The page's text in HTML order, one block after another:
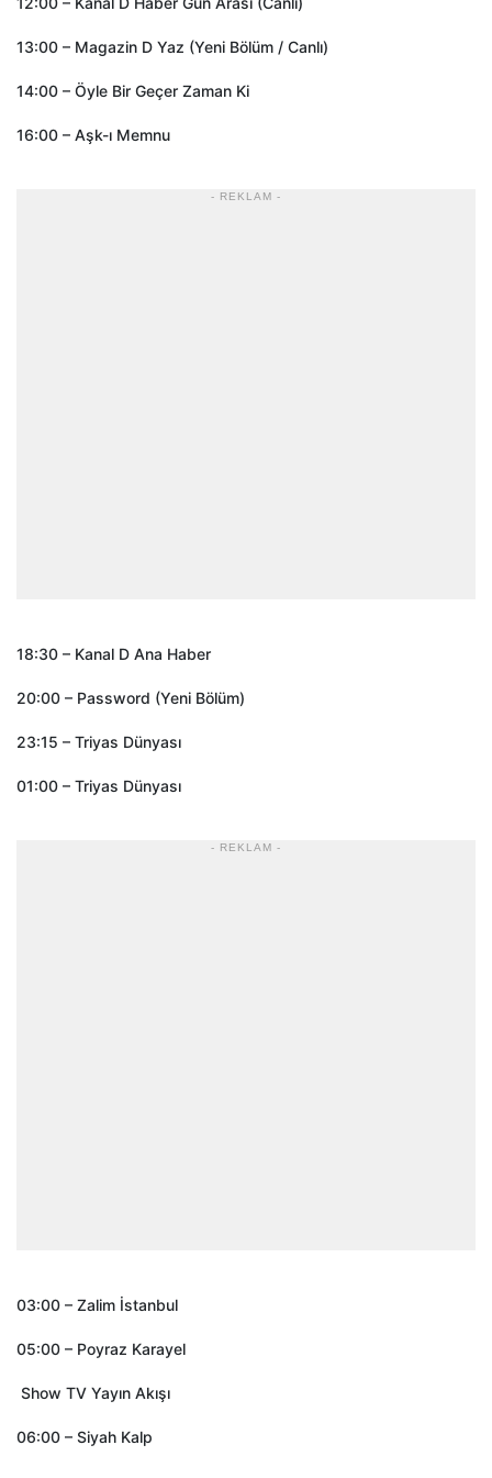
13:00 – Magazin D Yaz (Yeni Bölüm / Canlı)
14:00 – Öyle Bir Geçer Zaman Ki
16:00 – Aşk-ı Memnu
- REKLAM -
18:30 – Kanal D Ana Haber
20:00 – Password (Yeni Bölüm)
23:15 – Triyas Dünyası
01:00 – Triyas Dünyası
- REKLAM -
03:00 – Zalim İstanbul
05:00 – Poyraz Karayel
Show TV Yayın Akışı
06:00 – Siyah Kalp